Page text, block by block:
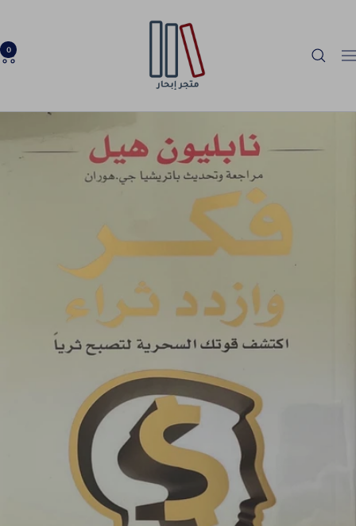
التنقل
Ibhar
Bookstore
0